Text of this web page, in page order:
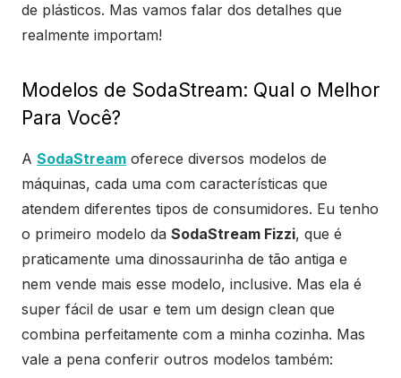
de plásticos. Mas vamos falar dos detalhes que
realmente importam!
Modelos de SodaStream: Qual o Melhor
Para Você?
A SodaStream oferece diversos modelos de
máquinas, cada uma com características que
atendem diferentes tipos de consumidores. Eu tenho
o primeiro modelo da SodaStream Fizzi, que é
praticamente uma dinossaurinha de tão antiga e
nem vende mais esse modelo, inclusive. Mas ela é
super fácil de usar e tem um design clean que
combina perfeitamente com a minha cozinha. Mas
vale a pena conferir outros modelos também: